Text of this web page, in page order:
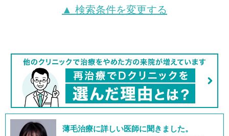
▲ 検索条件を変更する
薄毛治療に詳しい医師に聞きました。